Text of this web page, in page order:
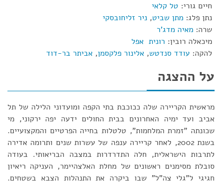
חיים גורי: טל קלאי
נתן פלג: מתן שביט, ניר זליחובסקי
שרה: מאיה מדג'ר
מיכאלה רובין: רונית אפל
להקה: עודד סנדטש, אלינור פלקסמן, אביתר בר-דוד
על ההצגה
מראשית הקריירה שלה ככוכבת בתי הקפה ומועדוני הלילה של תל
אביב ועד ימיה האחרונים בבית החולים ידעה יפה ירקוני, מי
שכונתה "זמרת המלחמות", טלטלות בחייה הפרטיים והמקצועיים.
בשנת 2002, לאחר קריירה ענפה של עשרות שנים ותרומה אדירה
לתרבות הישראלית, חלה התדרדרות במצבה הבריאותי. בעודה
סובלת מסימנים ראשונים של מחלת האלצהיימר, העניקה ריאיון
חגיגי ל"גלי צה"ל" שבו ביקרה את התנהלות הצבא בשטחים.